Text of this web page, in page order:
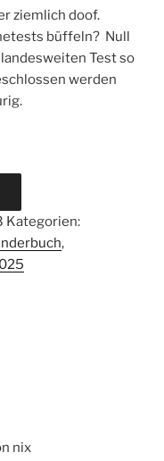
ziemlich doof.
büffeln? Null
Test so
werden
Kategorien:
,
nix